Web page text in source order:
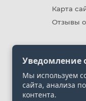
Карта
Отзывы
Уведомление
Мы используем
сайта, анализа
контента.